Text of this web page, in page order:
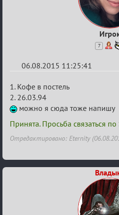
7
06.08.2015 11:25:41
Re:
Строительная
карусель!
1. Кофе в постель
2. 26.03.94
можно я сюда тоже напишу
Принята. Просьба связаться
Отредактировано: Eternity